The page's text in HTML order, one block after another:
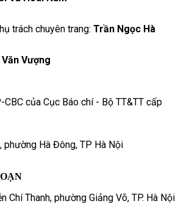
trách chuyên trang: Trần Ngọc Hà
Vượng
của Cục Báo chí - Bộ TT&TT cấp
phường Hà Đông, TP Hà Nội
Chí Thanh, phường Giảng Võ, TP. Hà Nội